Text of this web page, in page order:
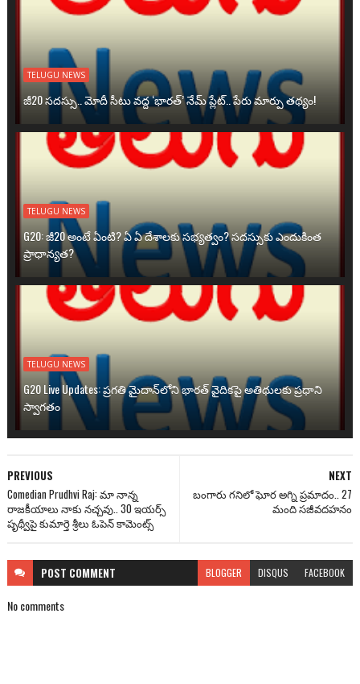
TELUGU NEWS
జీ20 సదస్సు.. మోదీ సీటు వద్ద ‘భారత్’ నేమ్ ప్లేట్‌.. పేరు మార్పు తథ్యం!
TELUGU NEWS
G20: జీ20 అంటే ఏంటి? ఏ ఏ దేశాలకు సభ్యత్వం? సదస్సుకు ఎందుకింత
ప్రాధాన్యత?
TELUGU NEWS
G20 Live Updates: ప్రగతి మైదాన్‌లోని భారత్ వైదికపై అతిథులకు ప్రధాని
స్వాగతం
NEXT
బంగారు గనిలో ఘోర అగ్ని ప్రమాదం.. 27
మంది సజీవదహనం
PREVIOUS
Comedian Prudhvi Raj: మా నాన్న
రాజ‌కీయాలు నాకు న‌చ్చ‌వు.. 30 ఇయ‌ర్స్
పృథ్వీపై కుమార్తె శ్రీలు ఓపెన్ కామెంట్స్‌
POST COMMENT BLOGGER DISQUS FACEBOOK
No comments